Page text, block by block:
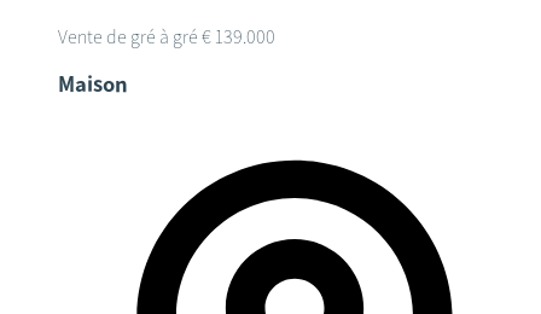
Vente de gré à gré € 139.000
Maison